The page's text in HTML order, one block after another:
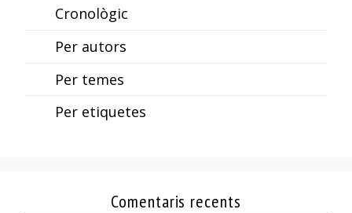
Cronològic
Per autors
Per temes
Per etiquetes
Comentaris recents